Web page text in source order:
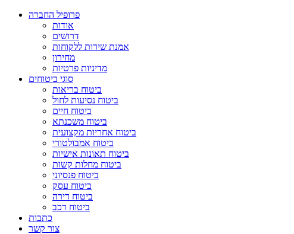
פרופיל החברה
אודות
דרושים
אמנת שירות ללקוחות
מחירון
מדיניות פרטיות
סוגי ביטוחים
ביטוח בריאות
ביטוח נסיעות לחול
ביטוח חיים
ביטוח משכנתא
ביטוח אחריות מקצועית
ביטוח אמבולטורי
ביטוח תאונות אישיות
ביטוח מחלות קשות
ביטוח פנסיוני
ביטוח עסק
ביטוח דירה
ביטוח רכב
כתבות
צור קשר